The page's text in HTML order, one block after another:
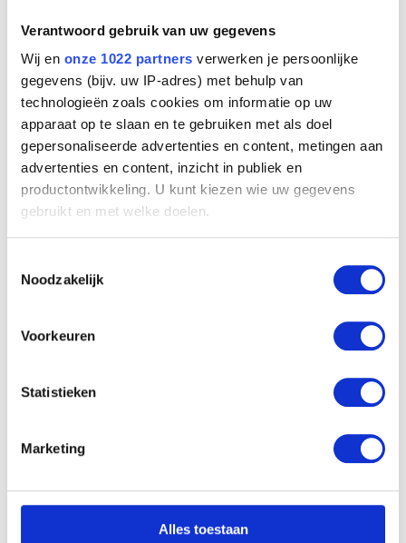
Verantwoord gebruik van uw gegevens
Wij en onze 1022 partners verwerken je persoonlijke
gegevens (bijv. uw IP-adres) met behulp van
technologieën zoals cookies om informatie op uw
apparaat op te slaan en te gebruiken met als doel
gepersonaliseerde advertenties en content, metingen aan
advertenties en content, inzicht in publiek en
productontwikkeling. U kunt kiezen wie uw gegevens
gebruikt en met welke doelen.
Informatie verzamelen over uw geografische
locatie, die tot een paar meter nauwkeurig kan zijn
scannen op specifieke eigenschappen (fingerprinting)
detailgedeeltein.
U kunt uw toestemming op elk moment wijzigen of
We gebruiken cookies om content en advertenties te
personaliseren, om functies voor social media te bieden
en om ons websiteverkeer te analyseren. Ook delen we
informatie over uw gebruik van onze site met onze
Noodzakelijk
Voorkeuren
Statistieken
Marketing
Alles toestaan